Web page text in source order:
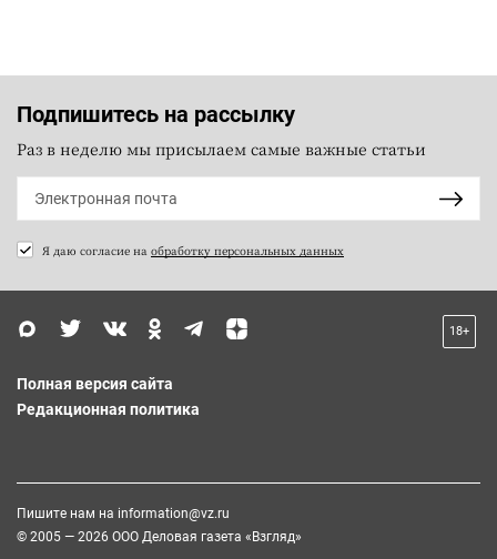
Подпишитесь на рассылку
Раз в неделю мы присылаем самые важные статьи
Я даю согласие на обработку персональных данных
18+
Полная версия сайта
Редакционная политика
Пишите нам на information@vz.ru
© 2005 — 2026 ООО Деловая газета «Взгляд»